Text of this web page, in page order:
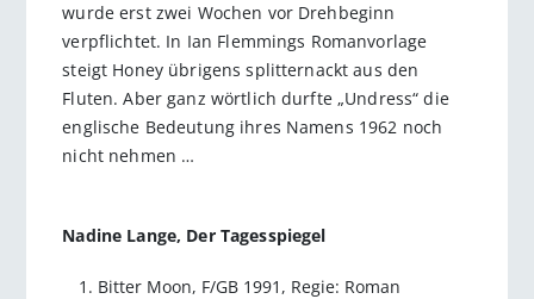
wurde erst zwei Wochen vor Drehbeginn
verpflichtet. In Ian Flemmings Romanvorlage
steigt Honey übrigens splitternackt aus den
Fluten. Aber ganz wörtlich durfte „Undress“ die
englische Bedeutung ihres Namens 1962 noch
nicht nehmen …
Nadine Lange, Der Tagesspiegel
Bitter Moon, F/GB 1991, Regie: Roman